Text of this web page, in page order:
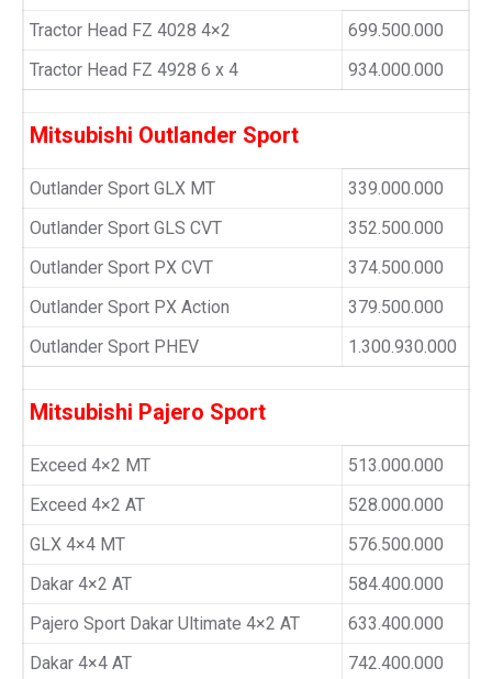
Tractor Head FZ 4028 4×2
699.500.000
Tractor Head FZ 4928 6 x 4
934.000.000
Mitsubishi Outlander Sport
Outlander Sport GLX MT
339.000.000
Outlander Sport GLS CVT
352.500.000
Outlander Sport PX CVT
374.500.000
Outlander Sport PX Action
379.500.000
Outlander Sport PHEV
1.300.930.000
Mitsubishi Pajero Sport
Exceed 4×2 MT
513.000.000
Exceed 4×2 AT
528.000.000
GLX 4×4 MT
576.500.000
Dakar 4×2 AT
584.400.000
Pajero Sport Dakar Ultimate 4×2 AT
633.400.000
Dakar 4×4 AT
742.400.000